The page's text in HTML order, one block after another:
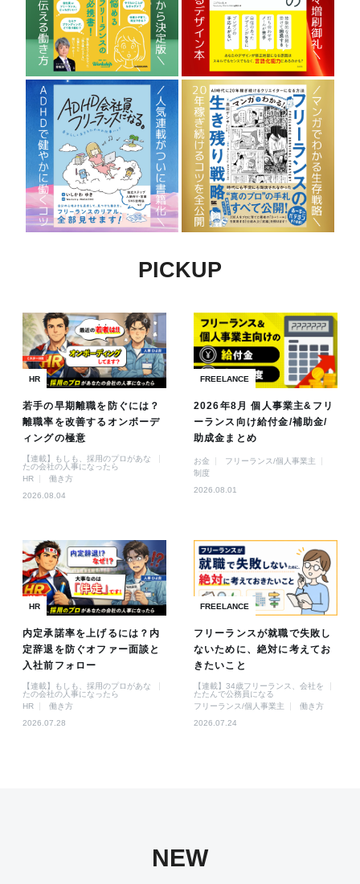
PICKUP
HR
若手の早期離職を防ぐには？
離職率を改善するオンボーデ
ィングの極意
【連載】もしも、採用のプロがあな
たの会社の人事になったら
HR
働き方
2026.08.04
FREELANCE
2026年8月 個人事業主&フリ
ーランス向け給付金/補助金/
助成金まとめ
お金
フリーランス/個人事業主
制度
2026.08.01
HR
内定承諾率を上げるには？内
定辞退を防ぐオファー面談と
入社前フォロー
【連載】もしも、採用のプロがあな
たの会社の人事になったら
HR
働き方
2026.07.28
FREELANCE
フリーランスが就職で失敗し
ないために、絶対に考えてお
きたいこと
【連載】34歳フリーランス、会社を
たたんで公務員になる
フリーランス/個人事業主
働き方
2026.07.24
NEW